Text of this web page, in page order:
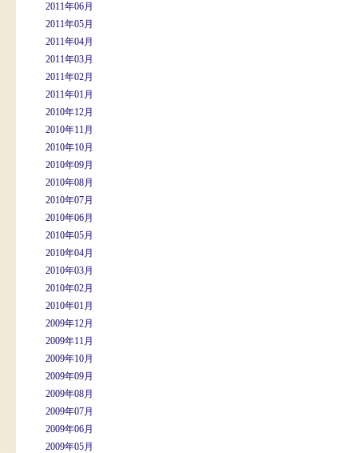
2011年06月
2011年05月
2011年04月
2011年03月
2011年02月
2011年01月
2010年12月
2010年11月
2010年10月
2010年09月
2010年08月
2010年07月
2010年06月
2010年05月
2010年04月
2010年03月
2010年02月
2010年01月
2009年12月
2009年11月
2009年10月
2009年09月
2009年08月
2009年07月
2009年06月
2009年05月